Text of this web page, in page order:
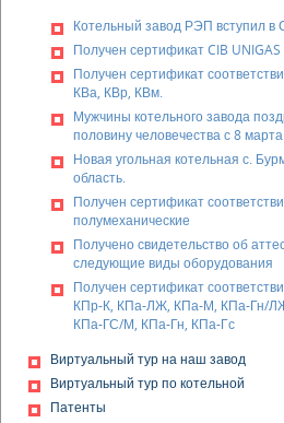
Котельный завод РЭП вступил
Получен сертификат CIB UNIGAS
Получен сертификат
КВа, КВр, КВм.
Мужчины котельного завода
половину человечества с 8
Новая угольная котельная с.
область.
Получен сертификат
полумеханические
Получено свидетельство об
следующие виды оборудования
Получен сертификат
КПр-К, КПа-ЛЖ, КПа-М, КПа-Гн/
КПа-ГС/М, КПа-Гн, КПа-Гс
одновалковые ДО-1М, дробилки
Получена декларация о
(циклоны) типа БЦ-2, БЦ-259,
Виртуальный тур на наш завод
Виртуальный тур по котельной
Патенты